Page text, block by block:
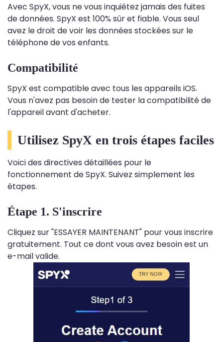
Avec SpyX, vous ne vous inquiétez jamais des fuites
de données. SpyX est 100% sûr et fiable. Vous seul
avez le droit de voir les données stockées sur le
téléphone de vos enfants.
Compatibilité
SpyX est compatible avec tous les appareils iOS.
Vous n'avez pas besoin de tester la compatibilité de
l'appareil avant d'acheter.
Utilisez SpyX en trois étapes faciles
Voici des directives détaillées pour le
fonctionnement de SpyX. Suivez simplement les
étapes.
Étape 1. S'inscrire
Cliquez sur "ESSAYER MAINTENANT" pour vous inscrire
gratuitement. Tout ce dont vous avez besoin est un
e-mail valide.